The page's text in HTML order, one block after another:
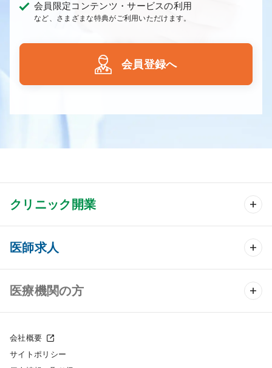
会員限定コンテンツ・サービスの利用
など、さまざまな特典がご利用いただけます。
会員登録へ
クリニック開業
クリニック開業 TOP
クリニック物件検索
クリニックの開業スタイル
医師求人
医師求人 TOP
常勤求人検索
非常勤求人検索
医療機関の方
採用をお考えの医療機関の方
会社概要
サイトポリシー